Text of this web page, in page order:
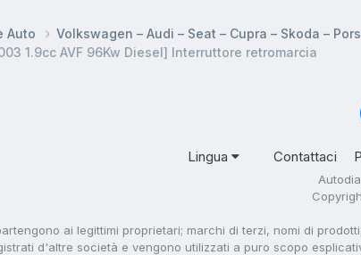
Auto Volkswagen – Audi – Seat – Cupra – Skoda –
1.9cc AVF 96Kw Diesel] Interruttore retromarcia
Lingua Contattaci
ai legittimi proprietari; marchi di terzi, nomi di
d'altre società e vengono utilizzati a puro scopo